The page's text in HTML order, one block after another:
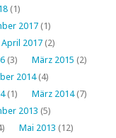
(1)
2017 (1)
April 2017 (2)
(3) März 2015 (2)
2014(4)
(1) März 2014(7)
2013 (5)
Mai 2013 (12)